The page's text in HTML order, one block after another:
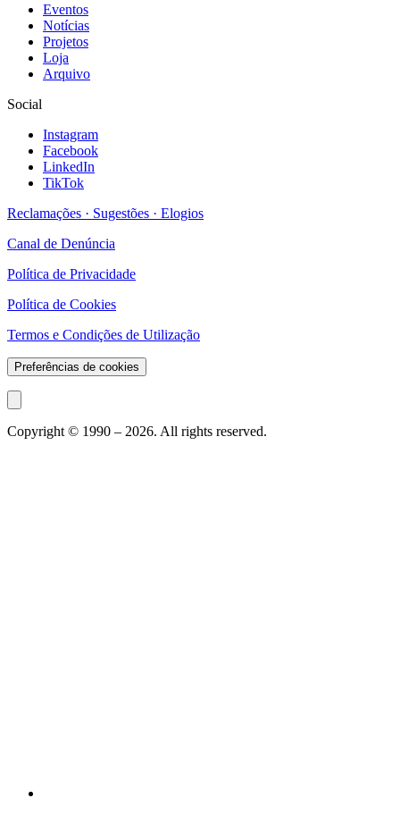
Eventos
Notícias
Projetos
Loja
Arquivo
Social
Instagram
Facebook
LinkedIn
TikTok
Reclamações · Sugestões · Elogios
Canal de Denúncia
Política de Privacidade
Política de Cookies
Termos e Condições de Utilização
Preferências de cookies
Copyright © 1990 – 2026. All rights reserved.